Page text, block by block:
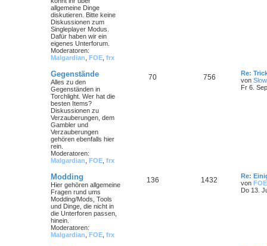
allgemeine Dinge
diskutieren. Bitte keine
Diskussionen zum
Singleplayer Modus.
Dafür haben wir ein
eigenes Unterforum.
Moderatoren:
Malgardian FOE frx
Gegenstände
Alles zu den
Gegenständen in
Torchlight. Wer hat die
besten Items?
Diskussionen zu
Verzauberungen, dem
Gambler und
Verzauberungen
gehören ebenfalls hier
rein.
Moderatoren:
Malgardian FOE frx
70 756
Re:
von
Fr 6.
Modding
Hier gehören allgemeine
Fragen rund ums
Modding/Mods, Tools
und Dinge, die nicht in
die Unterforen passen,
hinein.
Moderatoren:
Malgardian FOE frx
136 1432
Re:
von FOE
Do 13.